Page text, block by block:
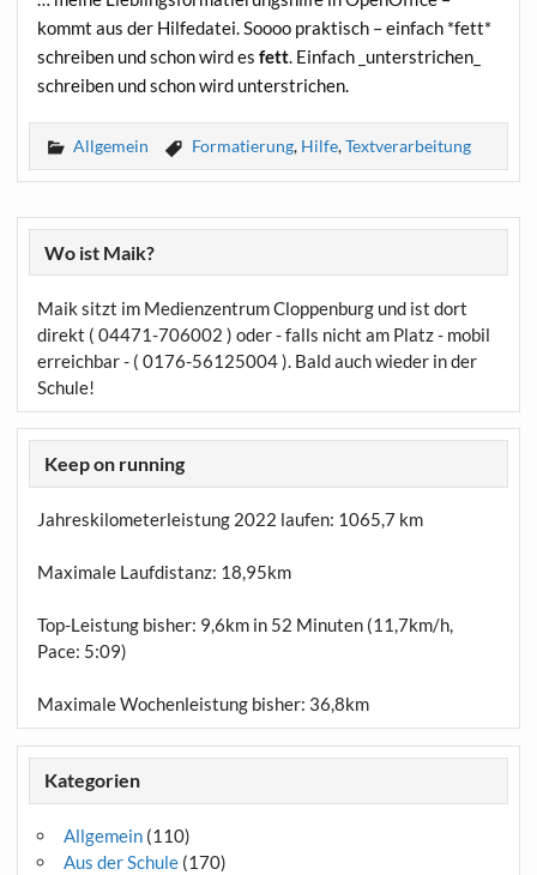
kommt aus der Hil­fe­da­tei. Soooo prak­tisch – ein­fach *fett*
schrei­ben und schon wird esfett. Ein­fach _unterstrichen_
schrei­ben und schon wird unterstrichen.
Allgemein Formatierung, Hilfe,Textverarbeitung
Wo ist Maik?
Maik sitzt im Medienzentrum Cloppenburg und ist dort
direkt ( 04471-706002 ) oder - falls nicht am Platz - mobil
erreichbar - ( 0176-56125004 ). Bald auch wieder in der
Schule!
Keep on running
Jahreskilometerleistung 2022 laufen: 1065,7 km
Maximale Laufdistanz: 18,95km
Top-Leistung bisher: 9,6km in 52 Minuten (11,7km/h,
Pace: 5:09)
Maximale Wochenleistung bisher: 36,8km
Kategorien
Allgemein(110)
Aus der Schule(170)